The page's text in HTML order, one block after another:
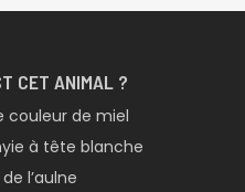
CET ANIMAL ?
couleur de miel
à tête blanche
l’aulne